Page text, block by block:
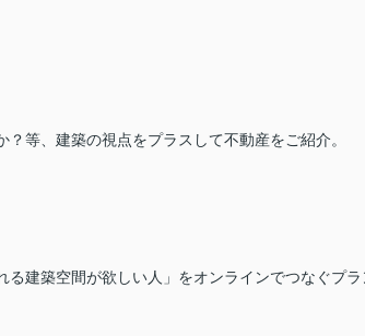
等、建築の視点をプラスして不動産をご紹介。
建築空間が欲しい人」をオンラインでつなぐプラ